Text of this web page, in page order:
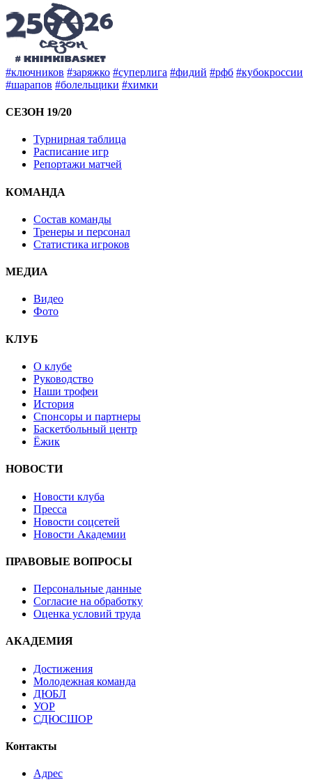
#ключников #заряжко #суперлига #фидий #рфб #кубокроссии
#шарапов #болельщики #химки
СЕЗОН 19/20
Турнирная таблица
Расписание игр
Репортажи матчей
КОМАНДА
Состав команды
Тренеры и персонал
Статистика игроков
МЕДИА
Видео
Фото
КЛУБ
О клубе
Руководство
Наши трофеи
История
Спонсоры и партнеры
Баскетбольный центр
Ёжик
НОВОСТИ
Новости клуба
Пресса
Новости соцсетей
Новости Академии
ПРАВОВЫЕ ВОПРОСЫ
Персональные данные
Согласие на обработку
Оценка условий труда
АКАДЕМИЯ
Достижения
Молодежная команда
ДЮБЛ
УОР
СДЮСШОР
Контакты
Адрес